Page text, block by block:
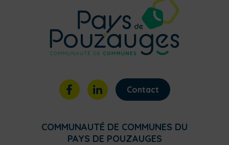
Contact
COMMUNAUTÉ DE COMMUNES DU
PAYS DE POUZAUGES